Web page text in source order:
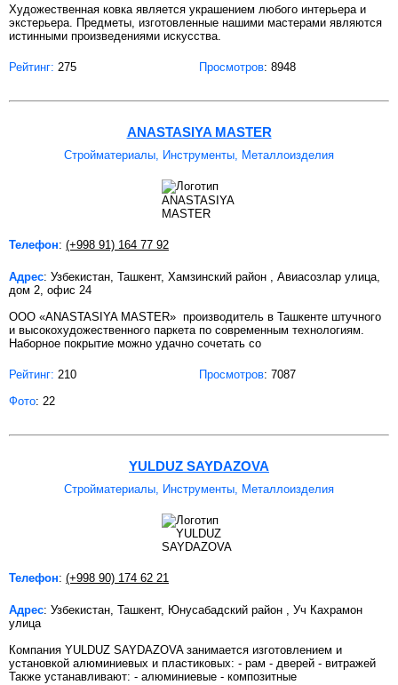
Художественная ковка является украшением любого интерьера и
экстерьера. Предметы, изготовленные нашими мастерами являются
истинными произведениями искусства.
Рейтинг: 275 Просмотров: 8948
ANASTASIYA MASTER
Стройматериалы, Инструменты, Металлоизделия
Телефон: (+998 91) 164 77 92
Адрес: Узбекистан, Ташкент, Хамзинский район , Авиасозлар улица,
дом 2, офис 24
ООО «ANASTASIYA MASTER» производитель в Ташкенте штучного
и высокохудожественного паркета по современным технологиям.
Наборное покрытие можно удачно сочетать со
Рейтинг: 210 Просмотров: 7087
Фото: 22
YULDUZ SAYDAZOVA
Стройматериалы, Инструменты, Металлоизделия
Телефон: (+998 90) 174 62 21
Адрес: Узбекистан, Ташкент, Юнусабадский район , Уч Кахрамон
улица
Компания YULDUZ SAYDAZOVA занимается изготовлением и
установкой алюминиевых и пластиковых: - рам - дверей - витражей
Также устанавливают: - алюминиевые - композитные